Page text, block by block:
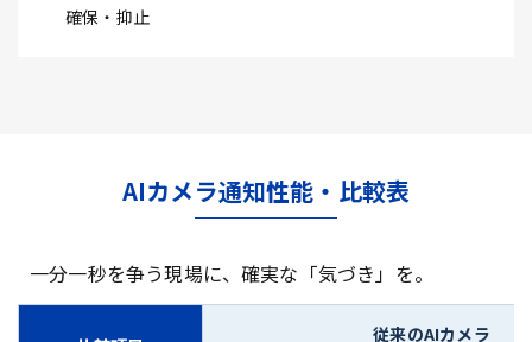
確保・抑止
AIカメラ通知性能・比較表
一分一秒を争う現場に、確実な「気づき」を。
従来のAIカメラ